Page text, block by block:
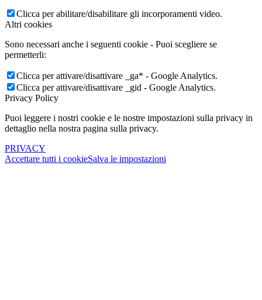
Clicca per abilitare/disabilitare gli incorporamenti video.
Altri cookies
Sono necessari anche i seguenti cookie - Puoi scegliere se
permetterli:
Clicca per attivare/disattivare _ga* - Google Analytics.
Clicca per attivare/disattivare _gid - Google Analytics.
Privacy Policy
Puoi leggere i nostri cookie e le nostre impostazioni sulla privacy in
dettaglio nella nostra pagina sulla privacy.
PRIVACY
Accettare tutti i cookieSalva le impostazioni